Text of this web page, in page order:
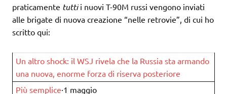
praticamente tuttii nuovi T-90M russi vengono inviati
alle brigate di nuova creazione “nelle retrovie”, di cui ho
scritto qui:
Un altro shock: il WSJ rivela che la Russia sta armando
una nuova, enorme forza di riserva posteriore
Più semplice·1 maggio